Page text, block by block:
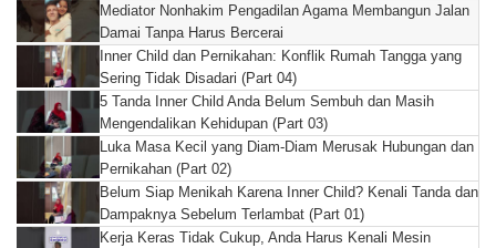
Mediator Nonhakim Pengadilan Agama Membangun Jalan
Damai Tanpa Harus Bercerai
Inner Child dan Pernikahan: Konflik Rumah Tangga yang
Sering Tidak Disadari (Part 04)
5 Tanda Inner Child Anda Belum Sembuh dan Masih
Mengendalikan Kehidupan (Part 03)
Luka Masa Kecil yang Diam-Diam Merusak Hubungan dan
Pernikahan (Part 02)
Belum Siap Menikah Karena Inner Child? Kenali Tanda dan
Dampaknya Sebelum Terlambat (Part 01)
Kerja Keras Tidak Cukup, Anda Harus Kenali Mesin